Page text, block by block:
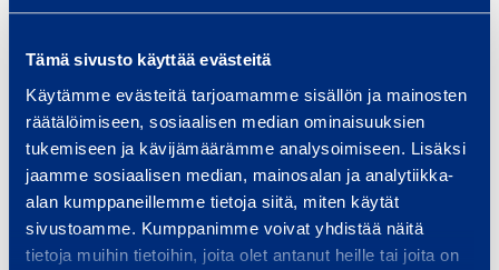
Tämä sivusto käyttää evästeitä
Käytämme evästeitä tarjoamamme sisällön ja mainosten
räätälöimiseen, sosiaalisen median ominaisuuksien
tukemiseen ja kävijämäärämme analysoimiseen. Lisäksi
jaamme sosiaalisen median, mainosalan ja analytiikka-
alan kumppaneillemme tietoja siitä, miten käytät
sivustoamme. Kumppanimme voivat yhdistää näitä
tietoja muihin tietoihin, joita olet antanut heille tai joita on
Juha Askola
Huvudstadsregionen Södra Finland
juha.askola@ramirent.fi
+358 40 861 5984